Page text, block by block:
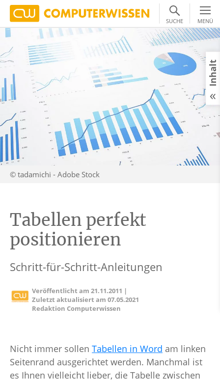
SUCHE MENÜ
© tadamichi - Adobe Stock
Tabellen perfekt
positionieren
Schritt-für-Schritt-Anleitungen
Veröffentlicht am21.11.2011 |
Zuletzt aktualisiert am07.05.2021
Redaktion Computerwissen
Nicht immer sollen Tabellen in Word am linken
Seitenrand ausgerichtet werden. Manchmal ist
es Ihnen vielleicht lieber, die Tabelle zwischen
Inhalt